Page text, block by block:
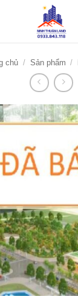
chủ / Sản phẩm /